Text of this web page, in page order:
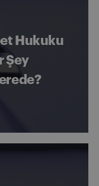
Hukuku
Şey